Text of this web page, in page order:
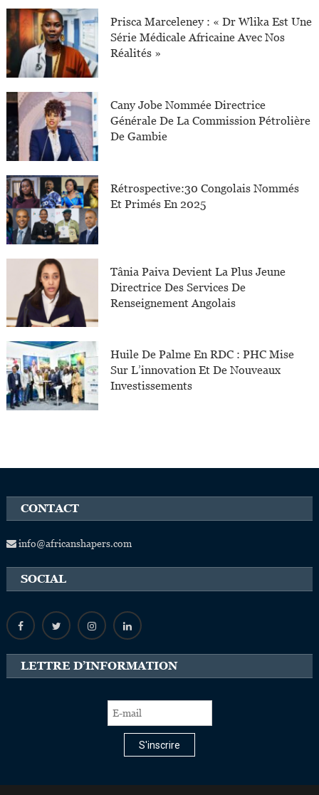
Prisca Marceleney : « Dr Wlika Est Une
Série Médicale Africaine Avec Nos
Réalités »
Cany Jobe Nommée Directrice
Générale De La Commission Pétrolière
De Gambie
Rétrospective:30 Congolais Nommés
Et Primés En 2025
Tânia Paiva Devient La Plus Jeune
Directrice Des Services De
Renseignement Angolais
Huile De Palme En RDC : PHC Mise
Sur L’innovation Et De Nouveaux
Investissements
CONTACT
info@africanshapers.com
SOCIAL
LETTRE D’INFORMATION
S'inscrire